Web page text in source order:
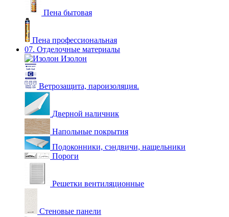
Пена бытовая
Пена профессиональная
07. Отделочные материалы
Изолон
Ветрозащита, пароизоляция.
Дверной наличник
Напольные покрытия
Подоконники, сэндвичи, нащельники
Пороги
Решетки вентиляционные
Стеновые панели